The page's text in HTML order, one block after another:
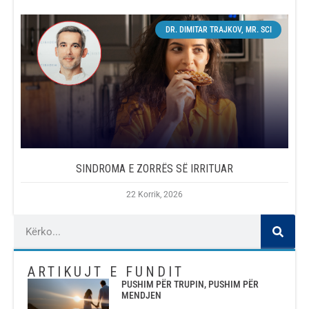
DR. DIMITAR TRAJKOV, MR. SCI
SINDROMA E ZORRËS SË IRRITUAR
22 Korrik, 2026
ARTIKUJT E FUNDIT
PUSHIM PËR TRUPIN, PUSHIM PËR
MENDJEN